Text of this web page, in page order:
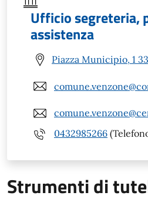
Ufficio segreteria,
assistenza
Piazza Municipio, 1
0432985266
Strumenti di